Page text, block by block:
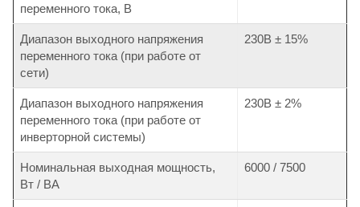
переменного тока, В
Диапазон выходного напряжения
переменного тока (при работе от
сети)
230В ± 15%
Диапазон выходного напряжения
переменного тока (при работе от
инверторной системы)
230В ± 2%
Номинальная выходная мощность,
Вт / ВА
6000 / 7500